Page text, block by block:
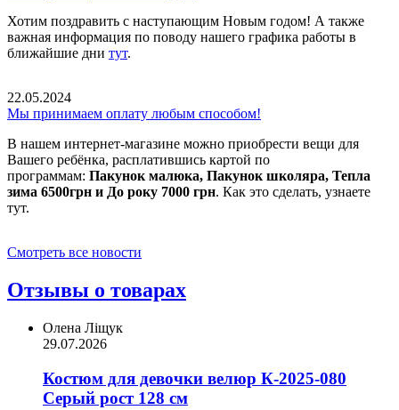
Хотим поздравить с наступающим Новым годом! А также
важная информация по поводу нашего графика работы в
ближайшие дни тут.
22.05.2024
Мы принимаем оплату любым способом!
В нашем интернет-магазине можно приобрести вещи для
Вашего ребёнка, расплатившись картой по
программам: Пакунок малюка, Пакунок школяра, Тепла
зима 6500грн и До року 7000 грн. Как это сделать, узнаете
тут.
Смотреть все новости
Отзывы о товарах
Олена Ліщук
29.07.2026
Костюм для девочки велюр К-2025-080
Серый рост 128 см